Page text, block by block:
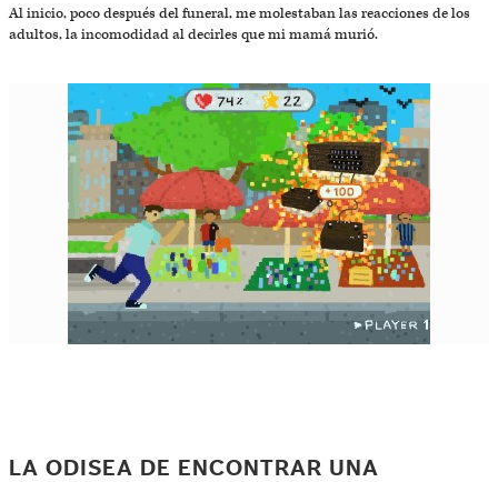
Al inicio, poco después del funeral, me molestaban las reacciones de los
adultos, la incomodidad al decirles que mi mamá murió.
LA ODISEA DE ENCONTRAR UNA